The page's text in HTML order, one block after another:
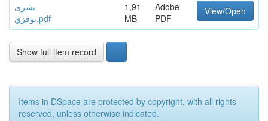
بشرى
بوقزي.pdf
1,91
MB
Adobe
PDF
View/Open
Show full item record
Items in DSpace are protected by copyright, with all rights
reserved, unless otherwise indicated.